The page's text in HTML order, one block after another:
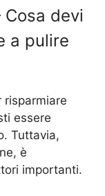
devi
a pulire
risparmiare
essere
Tuttavia,
è
importanti.